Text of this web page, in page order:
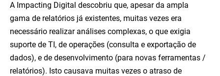
A Impacting Digital descobriu que, apesar da ampla
gama de relatórios já existentes, muitas vezes era
necessário realizar análises complexas, o que exigia
suporte de TI, de operações (consulta e exportação de
dados), e de desenvolvimento (para novas ferramentas /
relatórios). Isto causava muitas vezes o atraso de